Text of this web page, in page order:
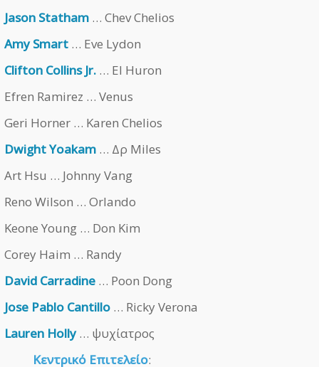
Jason Statham … Chev Chelios
Amy Smart … Eve Lydon
Clifton Collins Jr. … El Huron
Efren Ramirez … Venus
Geri Horner … Karen Chelios
Dwight Yoakam … Δρ Miles
Art Hsu … Johnny Vang
Reno Wilson … Orlando
Keone Young … Don Kim
Corey Haim … Randy
David Carradine … Poon Dong
Jose Pablo Cantillo … Ricky Verona
Lauren Holly… ψυχίατρος
Κεντρικό Επιτελείο: